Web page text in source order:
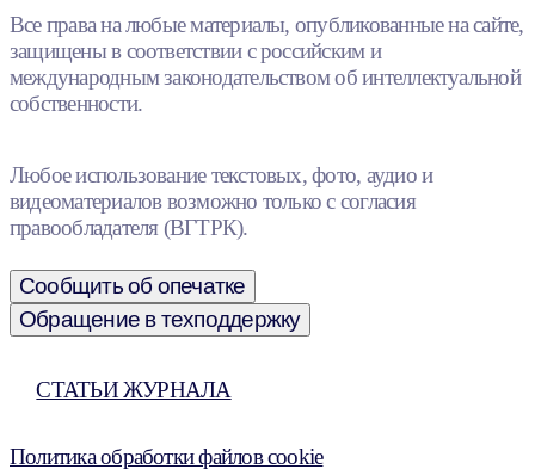
Все права на любые материалы, опубликованные на сайте,
защищены в соответствии с российским и
международным законодательством об интеллектуальной
собственности.
Любое использование текстовых, фото, аудио и
видеоматериалов возможно только с согласия
правообладателя (ВГТРК).
Сообщить об опечатке
Обращение в техподдержку
СТАТЬИ ЖУРНАЛА
Политика обработки файлов cookie